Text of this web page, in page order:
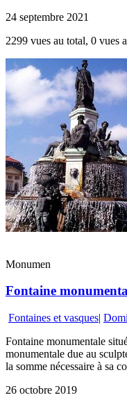
24 septembre 2021
2299 vues au total, 0 vues
Monumen
Fontaine
Fontaines et vasques|
Fontaine monumentale
monumentale due au
la somme nécessaire à sa
26 octobre 2019